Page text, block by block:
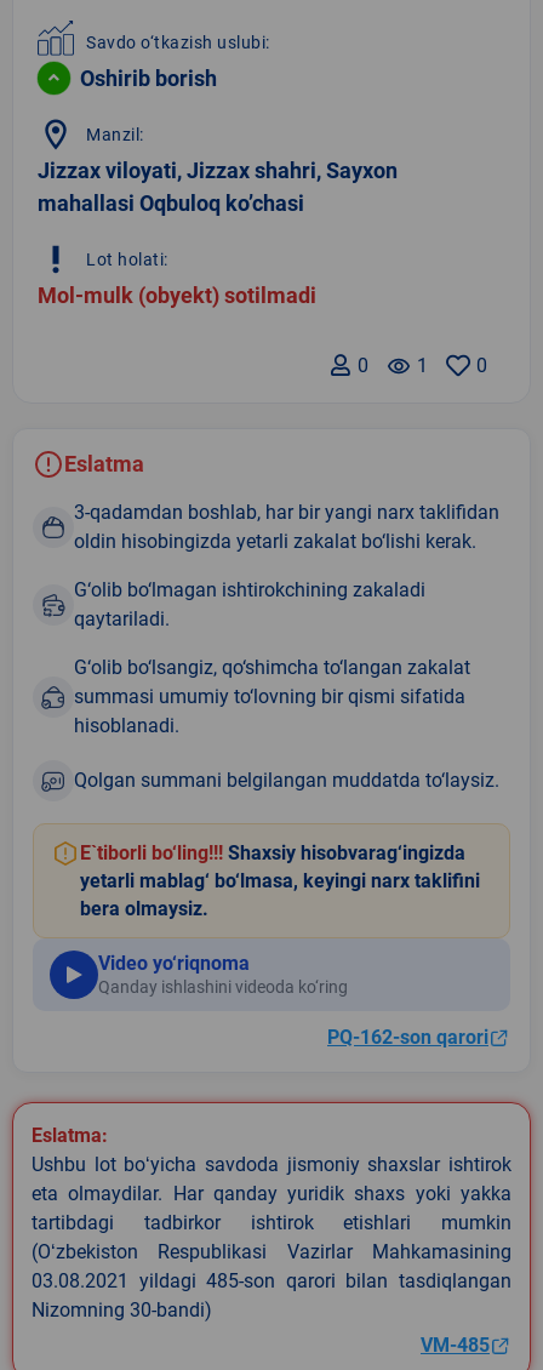
Savdo o‘tkazish uslubi:
Oshirib borish
location_on Manzil:
Jizzax viloyati, Jizzax shahri, Sayxon
mahallasi Oqbuloq ko’chasi
priority_high Lot holati:
Mol-mulk (obyekt) sotilmadi
0
remove_red_eye 1
0
Eslatma
3-qadamdan boshlab, har bir yangi narx taklifidan
oldin hisobingizda yetarli zakalat bo‘lishi kerak.
G‘olib bo‘lmagan ishtirokchining zakaladi
qaytariladi.
G‘olib bo‘lsangiz, qo‘shimcha to‘langan zakalat
summasi umumiy to‘lovning bir qismi sifatida
hisoblanadi.
Qolgan summani belgilangan muddatda to‘laysiz.
E`tiborli bo‘ling!!! Shaxsiy hisobvarag‘ingizda
yetarli mablag‘ bo‘lmasa, keyingi narx taklifini
bera olmaysiz.
Video yo‘riqnoma
Qanday ishlashini videoda ko‘ring
PQ-162-son qarori
Eslatma:
Ushbu lot boʻyicha savdoda jismoniy shaxslar ishtirok
eta olmaydilar. Har qanday yuridik shaxs yoki yakka
tartibdagi tadbirkor ishtirok etishlari mumkin
(Oʻzbekiston Respublikasi Vazirlar Mahkamasining
03.08.2021 yildagi 485-son qarori bilan tasdiqlangan
Nizomning 30-bandi)
VM-485